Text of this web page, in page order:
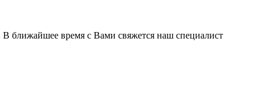
ближайшее время с Вами свяжется наш специалист